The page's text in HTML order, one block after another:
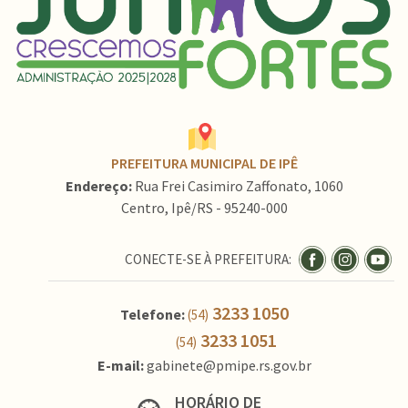
PREFEITURA MUNICIPAL DE IPÊ
Endereço: Rua Frei Casimiro Zaffonato, 1060
Centro, Ipê/RS - 95240-000
CONECTE-SE À PREFEITURA:
Telefone:(54) 3233 1050
(54) 3233 1051
E-mail:gabinete@pmipe.rs.gov.br
HORÁRIO DE